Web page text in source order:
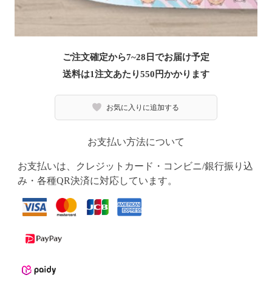
ご注文確定から7~28日でお届け予定
送料は1注文あたり550 円かかります
お気に入りに追加する
お支払い方法について
お支払いは、クレジットカード・コンビニ/銀行振り込
み・各種QR決済に対応しています。